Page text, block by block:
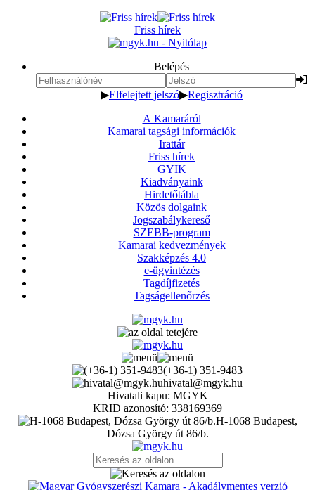
Friss hírek
Belépés
▶Elfelejtett jelszó▶Regisztráció
A Kamaráról
Kamarai tagsági információk
Irattár
Friss hírek
GYIK
Kiadványaink
Hirdetőtábla
Közös dolgaink
Jogszabálykereső
SZEBB-program
Kamarai kedvezmények
Szakképzés 4.0
e-ügyintézés
Tagdíjfizetés
Tagságellenőrzés
(+36-1) 351-9483
hivatal@mgyk.hu
Hivatali kapu: MGYK
KRID azonosító: 338169369
H-1068 Budapest,
Dózsa György út 86/b.